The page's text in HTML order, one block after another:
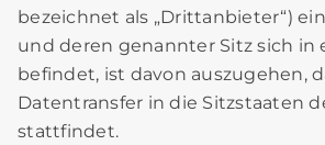
bezeichnet als „Drittanbieter“)
und deren genannter Sitz sich in
befindet, ist davon auszugehen,
Datentransfer in die Sitzstaaten
stattfindet.